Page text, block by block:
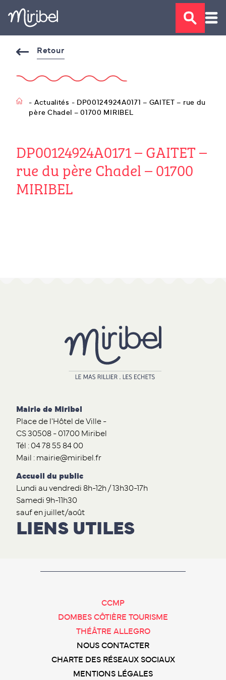
Retour
- Actualités - DP00124924A0171 – GAITET – rue du
père Chadel – 01700 MIRIBEL
DP00124924A0171 – GAITET –
rue du père Chadel – 01700
MIRIBEL
Mairie de Miribel
Place de l'Hôtel de Ville -
CS 30508 - 01700 Miribel
Tél : 04 78 55 84 00
Mail : mairie@miribel.fr
Accueil du public
Lundi au vendredi 8h-12h / 13h30-17h
Samedi 9h-11h30
sauf en juillet/août
LIENS UTILES
CCMP
DOMBES CÔTIÈRE TOURISME
THÉÂTRE ALLEGRO
NOUS CONTACTER
CHARTE DES RÉSEAUX SOCIAUX
MENTIONS LÉGALES